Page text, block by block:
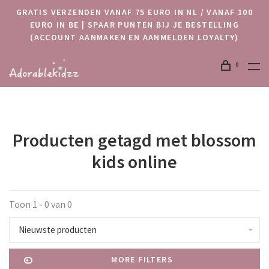
GRATIS VERZENDEN VANAF 75 EURO IN NL / VANAF 100
EURO IN BE | SPAAR PUNTEN BIJ JE BESTELLING
(ACCOUNT AANMAKEN EN AANMELDEN LOYALTY)
0
Producten getagd met blossom
kids online
Toon 1 - 0 van 0
Nieuwste producten
MORE FILTERS